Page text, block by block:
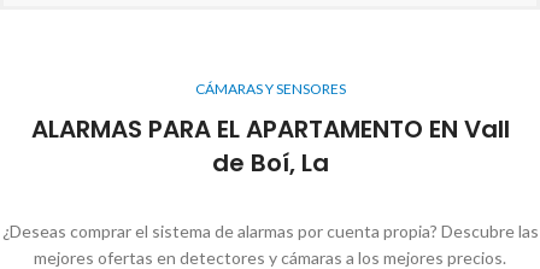
CÁMARAS Y SENSORES
ALARMAS PARA EL APARTAMENTO EN Vall
de Boí, La
¿Deseas comprar el sistema de alarmas por cuenta propia? Descubre las
mejores ofertas en detectores y cámaras a los mejores precios.